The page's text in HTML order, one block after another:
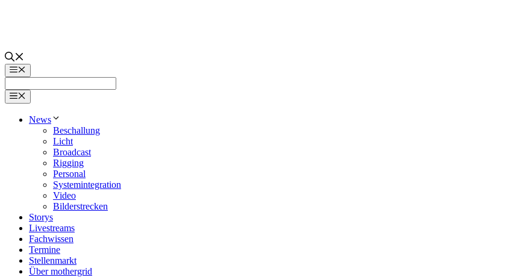
Menü
Menü
News
Beschallung
Licht
Broadcast
Rigging
Personal
Systemintegration
Video
Bilderstrecken
Storys
Livestreams
Fachwissen
Termine
Stellenmarkt
Über mothergrid